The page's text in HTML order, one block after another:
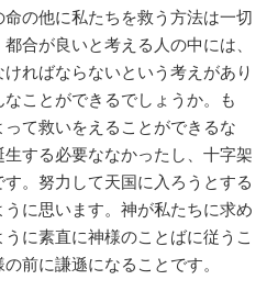
の他に私たちを救う方法は一切
合が良いと考える人の中には、
ればならないという考えがあり
ことができるでしょうか。も
て救いをえることができるな
する必要ななかったし、十字架
。努力して天国に入ろうとする
に思います。神が私たちに求め
に素直に神様のことばに従うこ
前に謙遜になることです。